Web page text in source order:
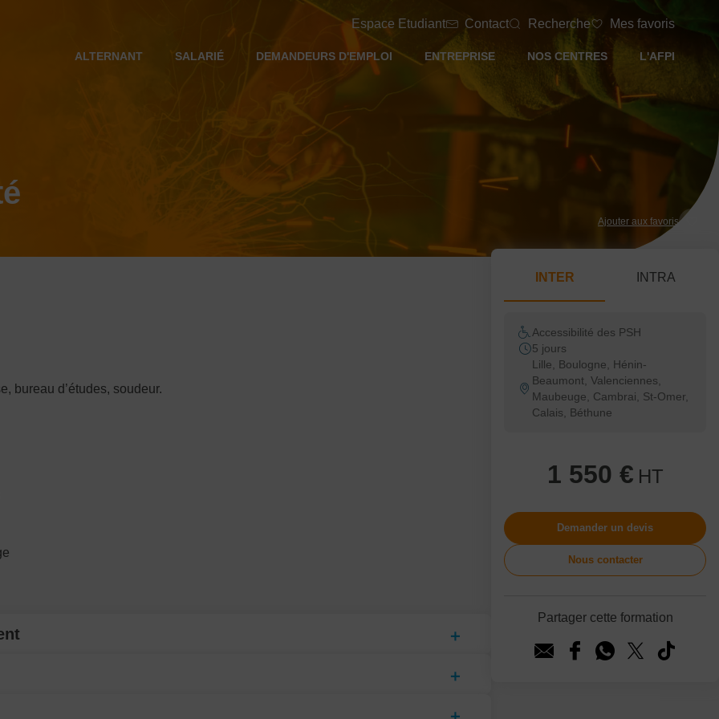
Espace Etudiant Contact Recherche Mes favoris
ALTERNANT SALARIÉ DEMANDEURS D'EMPLOI ENTREPRISE NOS CENTRES L'AFPI
Ajouter aux favoris
bureau d’études, soudeur.
INTER INTRA
Accessibilité des PSH
5 jours
Lille, Boulogne, Hénin-
Beaumont, Valenciennes,
Maubeuge, Cambrai, St-Omer,
Calais, Béthune
1 550 € HT
Demander un devis
Nous contacter
Partager cette formation